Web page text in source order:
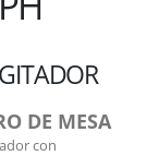
DE MESA
con